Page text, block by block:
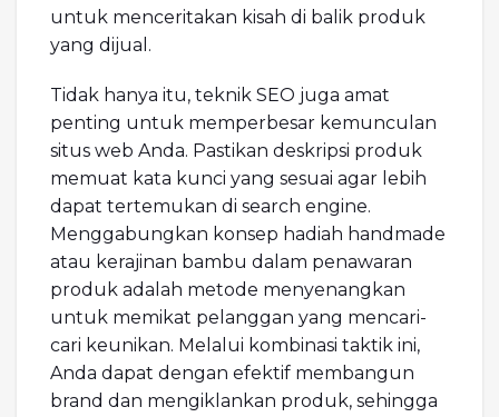
untuk menceritakan kisah di balik produk
yang dijual.
Tidak hanya itu, teknik SEO juga amat
penting untuk memperbesar kemunculan
situs web Anda. Pastikan deskripsi produk
memuat kata kunci yang sesuai agar lebih
dapat tertemukan di search engine.
Menggabungkan konsep hadiah handmade
atau kerajinan bambu dalam penawaran
produk adalah metode menyenangkan
untuk memikat pelanggan yang mencari-
cari keunikan. Melalui kombinasi taktik ini,
Anda dapat dengan efektif membangun
brand dan mengiklankan produk, sehingga